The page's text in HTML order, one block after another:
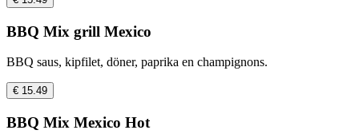
BBQ Mix grill Mexico
BBQ saus, kipfilet, döner, paprika en champignons.
€ 15.49
BBQ Mix Mexico Hot